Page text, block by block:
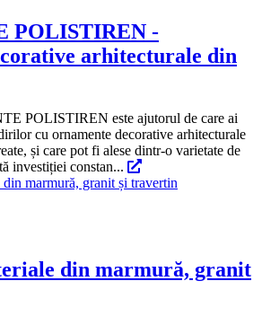
POLISTIREN -
arhitecturale din
POLISTIREN este ajutorul de care ai
cu ornamente decorative arhitecturale
și care pot fi alese dintr-o varietate de
investiției constan...
din marmură, granit